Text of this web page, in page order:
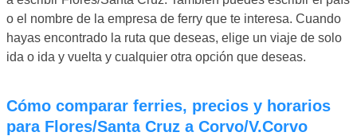
o el nombre de la empresa de ferry que te interesa. Cuando
hayas encontrado la ruta que deseas, elige un viaje de solo
ida o ida y vuelta y cualquier otra opción que deseas.
Cómo comparar ferries, precios y horarios
para Flores/Santa Cruz a Corvo/V.Corvo